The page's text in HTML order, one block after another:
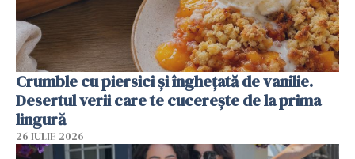
Crumble cu piersici și înghețată de vanilie.
Desertul verii care te cucerește de la prima
lingură
26 IULIE 2026